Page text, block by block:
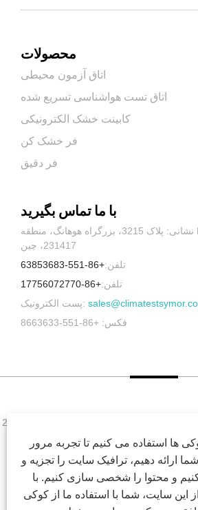
محصولات
اتاق آزمون محیطی
اتاق تست هواشناسی تسریع شده
کابینت خشک الکترونیکی
فر خشک کن
فر دقیق
با ما تماس بگیرید
نشانی: پلاک 3215، بزرگراه هوهانگ، منطقه Fengxian، شانگهای،
231417، چین
تلفن:+86-551-63853683
تلفن:+86-17756072770
پست الکترونیک:
فکس: +86-551-8663633
حق چاپ © 2022 Symor Instrument Equipment Co., Ltd. Environmental
Test Chamber, Electronic Dry Cobine,
صفحه اصلی درباره ما محصولات اخبار
ها استفاده می کنیم تا تجربه مرور
ارائه دهیم، ترافیک سایت را تجزیه و
و محتوا را شخصی سازی کنیم. با
از این سایت، شما با استفاده ما از کوکی